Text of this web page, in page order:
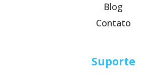
Blog
Contato
Suporte